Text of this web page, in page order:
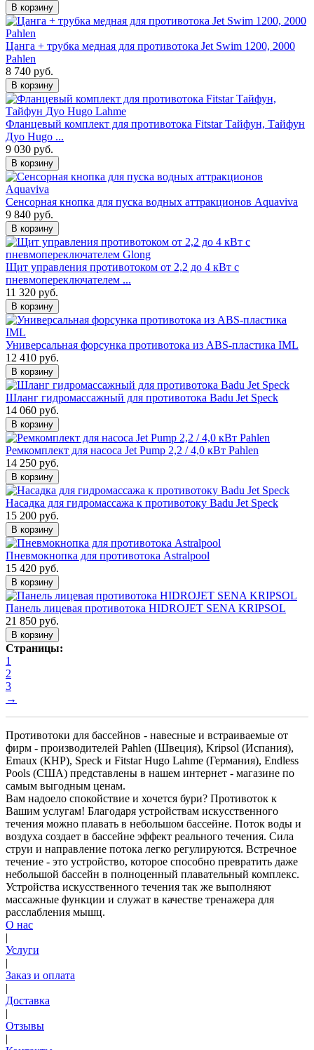
В корзину
Цанга + трубка медная для противотока Jet Swim 1200, 2000
Pahlen
8 740 руб.
В корзину
Фланцевый комплект для противотока Fitstar Тайфун, Тайфун
Дуо Hugo ...
9 030 руб.
В корзину
Сенсорная кнопка для пуска водных аттракционов Aquaviva
9 840 руб.
В корзину
Щит управления противотоком от 2,2 до 4 кВт с
пневмопереключателем ...
11 320 руб.
В корзину
Универсальная форсунка противотока из ABS-пластика IML
12 410 руб.
В корзину
Шланг гидромассажный для противотока Badu Jet Speck
14 060 руб.
В корзину
Ремкомплект для насоса Jet Pump 2,2 / 4,0 кВт Pahlen
14 250 руб.
В корзину
Насадка для гидромассажа к противотоку Badu Jet Speck
15 200 руб.
В корзину
Пневмокнопка для противотока Astralpool
15 420 руб.
В корзину
Панель лицевая противотока HIDROJET SENA KRIPSOL
21 850 руб.
В корзину
Страницы:
1
2
3
→
Противотоки для бассейнов - навесные и встраиваемые от
фирм - производителей Pahlen (Швеция), Kripsol (Испания),
Emaux (КНР), Speck и Fitstar Hugo Lahme (Германия), Endless
Pools (США) представлены в нашем интернет - магазине по
самым выгодным ценам.
Вам надоело спокойствие и хочется бури? Противоток к
Вашим услугам! Благодаря устройствам искусственного
течения можно плавать в небольшом бассейне. Поток воды и
воздуха создает в бассейне эффект реального течения. Сила
струи и направление потока легко регулируются. Встречное
течение - это устройство, которое способно превратить даже
небольшой бассейн в полноценный плавательный комплекс.
Устройства искусственного течения так же выполняют
массажные функции и служат в качестве тренажера для
расслабления мышц.
О нас
|
Услуги
|
Заказ и оплата
|
Доставка
|
Отзывы
|